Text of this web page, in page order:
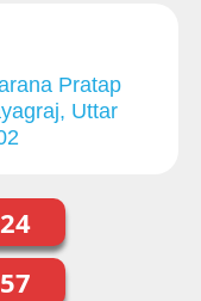
Pratap
Uttar